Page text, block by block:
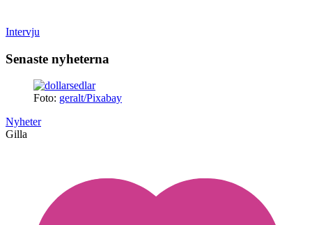
Intervju
Senaste nyheterna
Foto: geralt/Pixabay
Nyheter
Gilla